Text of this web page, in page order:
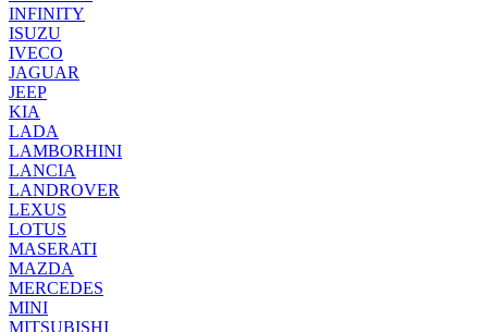
INFINITY
ISUZU
IVECO
JAGUAR
JEEP
KIA
LADA
LAMBORHINI
LANCIA
LANDROVER
LEXUS
LOTUS
MASERATI
MAZDA
MERCEDES
MINI
MITSUBISHI